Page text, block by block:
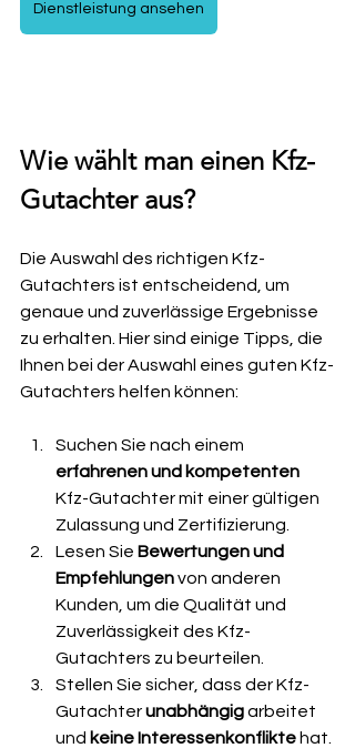
Dienstleistung ansehen
Wie wählt man einen Kfz-
Gutachter aus?
Die Auswahl des richtigen Kfz-
Gutachters ist entscheidend, um
genaue und zuverlässige Ergebnisse
zu erhalten. Hier sind einige Tipps, die
Ihnen bei der Auswahl eines guten Kfz-
Gutachters helfen können:
Suchen Sie nach einem
erfahrenen und kompetenten
Kfz-Gutachter mit einer gültigen
Zulassung und Zertifizierung.
Lesen Sie Bewertungen und
Empfehlungen von anderen
Kunden, um die Qualität und
Zuverlässigkeit des Kfz-
Gutachters zu beurteilen.
Stellen Sie sicher, dass der Kfz-
Gutachter unabhängig arbeitet
und keine Interessenkonflikte hat.